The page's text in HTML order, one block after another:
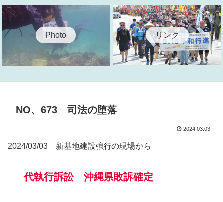
Photo リンク
NO、673 司法の堕落
2024.03.03
2024/03/03 新基地建設強行の現場から
代執行訴訟 沖縄県敗訴確定